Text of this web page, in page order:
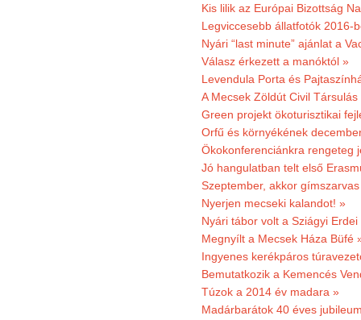
Kis lilik az Európai Bizottság
Legviccesebb állatfotók 2016-
Nyári “last minute” ajánlat a
Válasz érkezett a manóktól »
Levendula Porta és
A Mecsek Zöldút Civil
Green projekt ökoturisztikai
Orfű és környékének
Ökokonferenciánkra rengeteg
Jó hangulatban telt első
Szeptember, akkor
Nyerjen mecseki kalandot! »
Nyári tábor volt a Sziágyi
Megnyílt a Mecsek Háza Büfé
Ingyenes kerékpáros
Bemutatkozik a Kemencés
Túzok a 2014 év madara »
Madárbarátok 40 éves